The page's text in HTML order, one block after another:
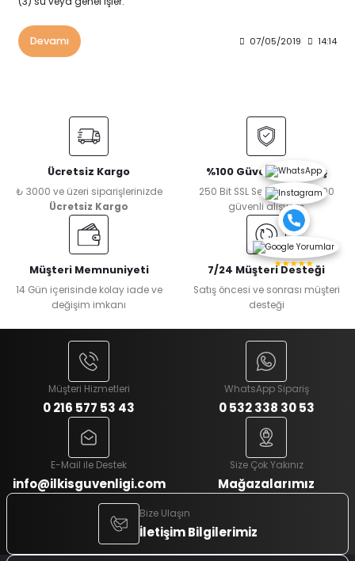
Devamı 07/05/2019 14:14
Ücretsiz Kargo
₺ 3000 ve üzeri siparişlerinizde
Ücretsiz Kargo
%100 Güvenli Alışveriş
250 Bit SSL Sertifikası ile %100
güvenli alışveriş
Müşteri Memnuniyeti
14 Gün içerisinde kolay iade ve
değişim imkanı
7/24 Müşteri Desteği
Satış öncesi ve sonrası müşteri
desteği
Müşteri Hizmetleri
0 216 577 53 43
WhatsApp Sipariş
0 532 338 30 53
E-Mail ile Destek
info@ilkisguvenligi.com
Size Çok Yakınız
Mağazalarımız
Bize Ulaşın
İletişim Bilgilerimiz
★★★★★